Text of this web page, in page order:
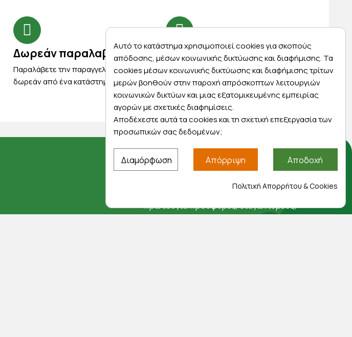
Δωρεάν παραλαβή
Παραλάβετε την παραγγελία σας
δωρεάν από ένα κατάστημα μας
Express αποστολές
Κάντε σήμερα την παραγγελία σας και
παραλάβετε αύριο στην πόρτα σας
Αποκλειστικές προσφορές
Εγγραφείτε με το email σας για να ενημερώνεστε
πρώτοι για προσφορές, διαγωνισμούς,
εκπτωτικούς κωδικούς και μοναδικά δώρα!
Αυτό το κατάστημα χρησιμοποιεί cookies για σκοπούς
απόδοσης, μέσων κοινωνικής δικτύωσης και διαφήμισης. Τα
cookies μέσων κοινωνικής δικτύωσης και διαφήμισης τρίτων
μερών βοηθούν στην παροχή απρόσκοπτων λειτουργιών
κοινωνικών δικτύων και μιας εξατομικευμένης εμπειρίας
αγορών με σχετικές διαφημίσεις.
Αποδέχεστε αυτά τα cookies και τη σχετική επεξεργασία των
προσωπικών σας δεδομένων;
Διαμόρφωση Απόρριψη Αποδοχή
Πολιτική Απορρήτου & Cookies